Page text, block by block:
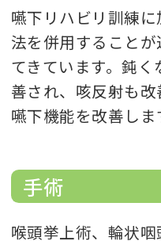
嚥下リハビリ訓練
法を併用すること
てきています。鈍
善され、咳反射も
嚥下機能を改善しま
手術
喉頭挙上術、輪状